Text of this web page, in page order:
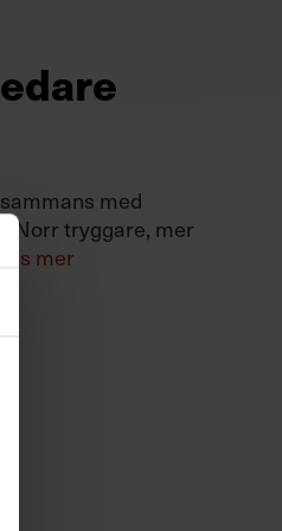
med
Norr tryggare, mer
Läs mer